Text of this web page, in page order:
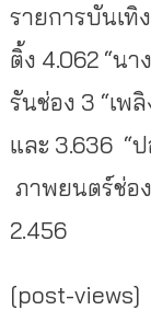
รายการบันเทิ
ติ้ง 4.062 “น
รันช่อง 3 “เพ
และ 3.636 “ป
ภาพยนตร์ช่อง
2.456
[post-views]